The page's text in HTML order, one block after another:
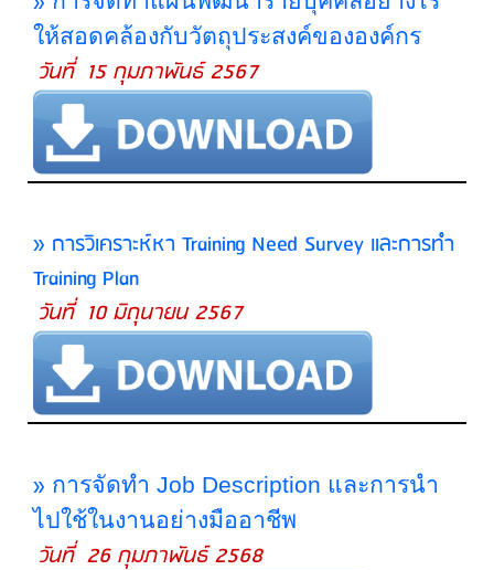
ให้สอดคล้องกับวัตถุประสงค์ขององค์กร
วันที่ 15 กุมภาพันธ์ 2567
» การวิเคราะห์หา Training Need Survey และการทำ
Training Plan
วันที่ 10 มิถุนายน 2567
» การจัดทำ Job Description และการนำ
ไปใช้ในงานอย่างมืออาชีพ
วันที่ 26 กุมภาพันธ์ 2568